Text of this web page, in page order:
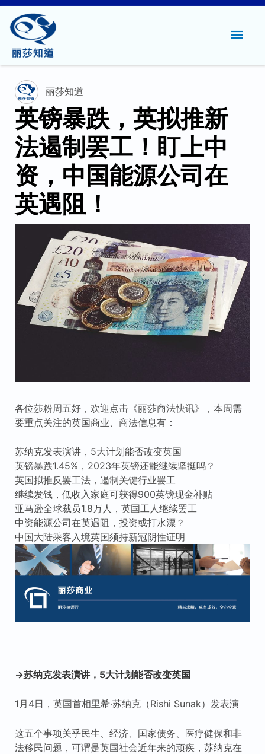
主
菜
丽莎知道
英镑暴跌，英拟推新
法遏制罢工！盯上中
资，中国能源公司在
英遇阻！
各位莎粉周五好，欢迎点击《丽莎商法快讯》，本周需
要重点关注的英国商业、商法信息有：
苏纳克发表演讲，5大计划能否改变英国
英镑暴跌1.45%，2023年英镑还能继续坚挺吗？
英国拟推反罢工法，遏制关键行业罢工
继续发钱，低收入家庭可获得900英镑现金补贴
亚马逊全球裁员1.8万人，英国工人继续罢工
中资能源公司在英遇阻，投资或打水漂？
中国大陆乘客入境英国须持新冠阴性证明
→苏纳克发表演讲，5大计划能否改变英国
1月4日，英国首相里希·苏纳克（Rishi Sunak）发表演
这五个事项关乎民生、经济、国家债务、医疗健保和非
法移民问题，可谓是英国社会近年来的顽疾，苏纳克在